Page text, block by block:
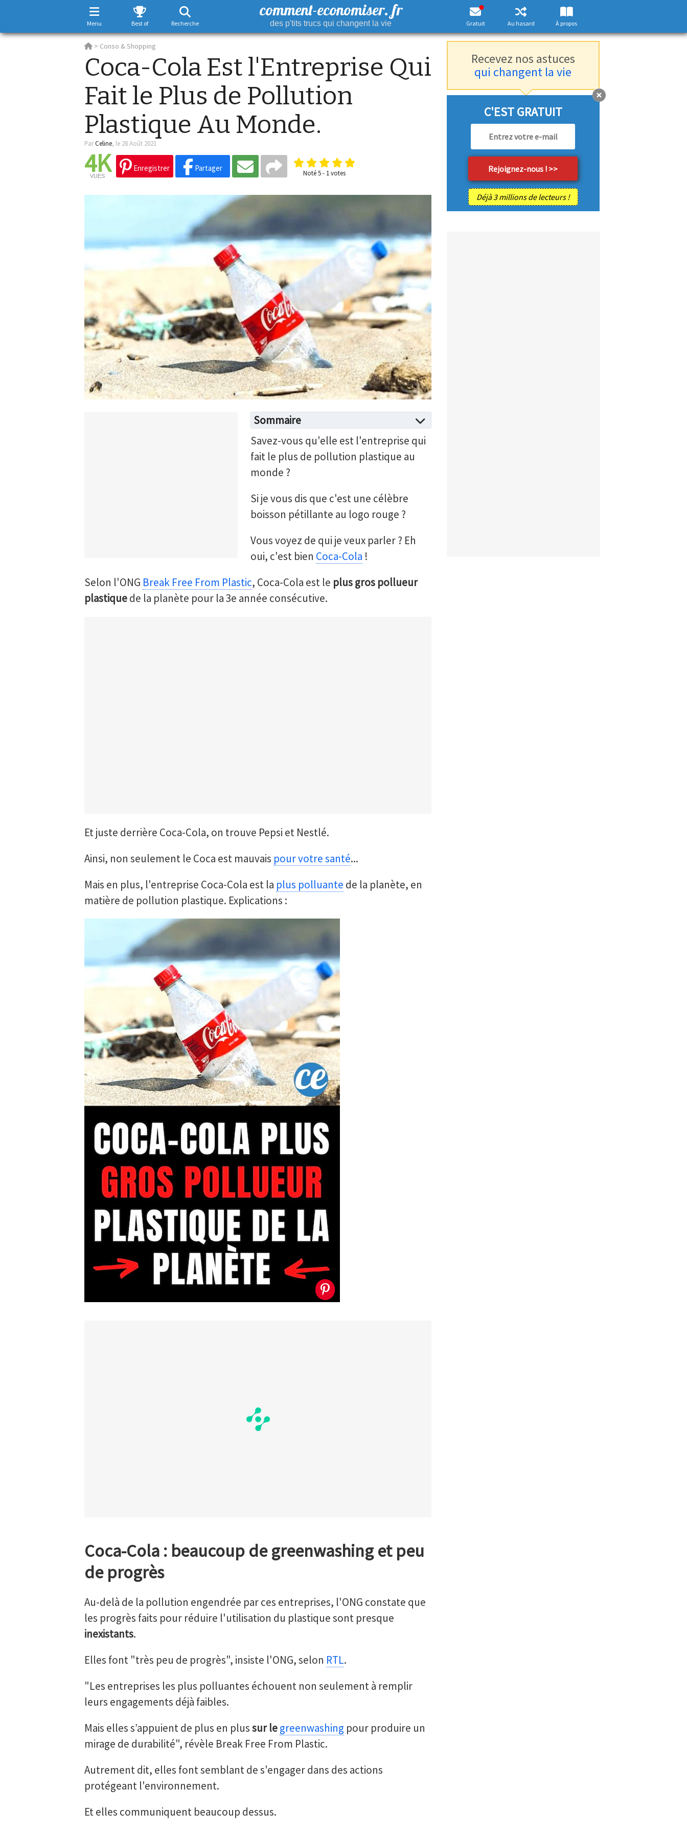
Menu Best of Recherche
comment-economiser. fr
des p'tits trucs qui changent la vie Gratuit Au hasard À propos
> Conso & Shopping
Coca-Cola Est l'Entreprise Qui
Fait le Plus de Pollution
Plastique Au Monde.
ParCeline, le 28 Août 2021
4K
VUES
Enregistrer Partager
Noté5- 1 votes
Sommaire
Savez-vous qu'elle est l'entreprise qui
fait le plus de pollution plastique au
monde ?
Si je vous dis que c'est une célèbre
boisson pétillante au logo rouge ?
Vous voyez de qui je veux parler ? Eh
oui, c'est bien Coca-Cola !
Selon l'ONG Break Free From Plastic, Coca-Cola est le plus gros pollueur
plastiquede la planète pour la 3e année consécutive.
Et juste derrière Coca-Cola, on trouve Pepsi et Nestlé.
Ainsi, non seulement le Coca est mauvais pour votre santé...
Mais en plus, l'entreprise Coca-Cola est la plus polluante de la planète, en
matière de pollution plastique. Explications :
Coca-Cola : beaucoup de greenwashing et peu
de progrès
Au-delà de la pollution engendrée par ces entreprises, l'ONG constate que
les progrès faits pour réduire l'utilisation du plastique sont presque
inexistants.
Elles font "très peu de progrès", insiste l'ONG, selon RTL.
"Les entreprises les plus polluantes échouent non seulement à remplir
leurs engagements déjà faibles.
Mais elles s’appuient de plus en plussur legreenwashing pour produire un
mirage de durabilité", révèle Break Free From Plastic.
Autrement dit, elles font semblant de s'engager dans des actions
protégeant l'environnement.
Et elles communiquent beaucoup dessus.
Recevez nos astuces
qui changent la vie
C'EST GRATUIT
Déjà 3 millions de lecteurs !